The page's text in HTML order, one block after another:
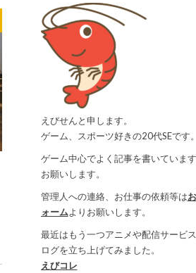
えびせんと申します。
ゲーム、スポーツ好きの20代SEです。
ゲーム中心でよく記事を書いていま
お願いします。
管理人への連絡、お仕事の依頼等は
ォームよりお願いします。
最近はもう一つアニメや配信サービ
ログを立ち上げてみました。
えびコレ